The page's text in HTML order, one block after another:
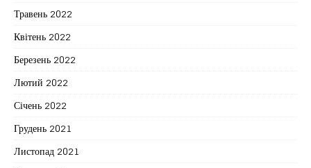
Травень 2022
Квітень 2022
Березень 2022
Лютий 2022
Січень 2022
Грудень 2021
Листопад 2021